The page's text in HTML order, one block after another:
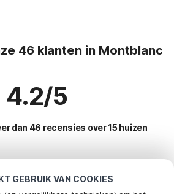
GEBRUIK VAN COOKIES
46 klanten in Montblanc
4.2/5
dan 46 recensies over 15 huizen
bestemmingen voor